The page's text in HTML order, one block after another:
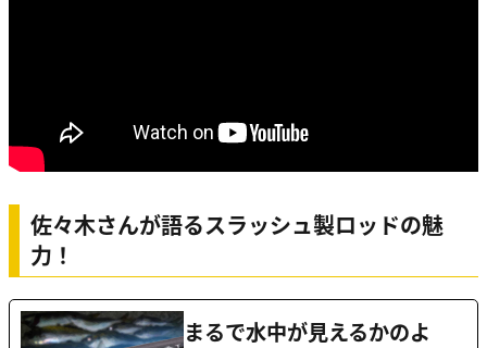
佐々木さんが語るスラッシュ製ロッドの魅
力！
まるで水中が見えるかのよ